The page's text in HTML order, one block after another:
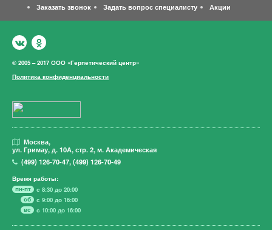
Заказать звонок
Задать вопрос специалисту Акции
© 2005 – 2017 ООО «Герпетический центр»
Политика конфиденциальности
Москва,
ул. Гримау,д. 10А, стр. 2, м. Академическая
(499)126-70-47,(499)126-70-49
Время работы:
пн-пт
с 8:30 до 20:00
сб
с 9:00 до 16:00
вс
с 10:00 до 16:00